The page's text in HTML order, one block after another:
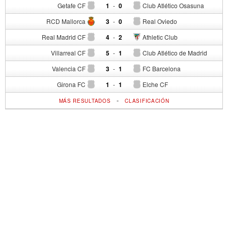
Getafe CF 1 - Club Atlético Osasuna
0
RCD Mallorca 3 - Real Oviedo
0
Real Madrid CF 4 - Athletic Club
2
Villarreal CF 5 - Club Atlético de Madrid
1
Valencia CF 3 - FC Barcelona
1
Girona FC 1 - Elche CF
1
MÁS RESULTADOS -CLASIFICACIÓN